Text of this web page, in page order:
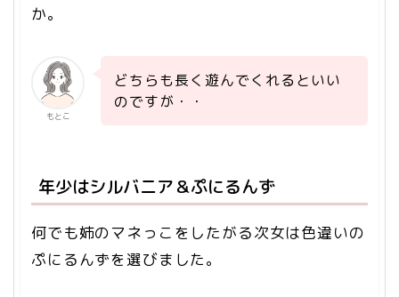
か。
もとこ
どちらも長く遊んでくれるといい
のですが・・
年少はシルバニア＆ぷにるんず
何でも姉のマネっこをしたがる次女は色違いの
ぷにるんずを選びました。